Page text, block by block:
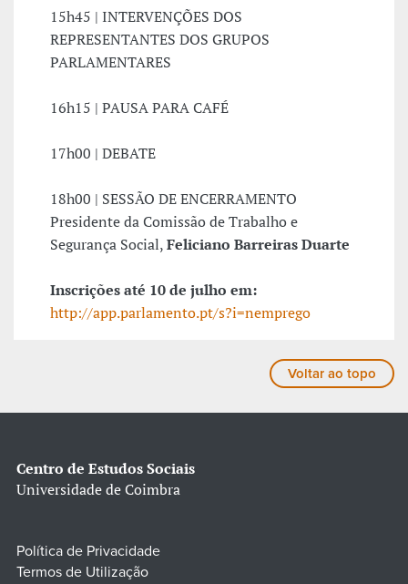
15h45 | INTERVENÇÕES DOS
REPRESENTANTES DOS GRUPOS
PARLAMENTARES
16h15 | PAUSA PARA CAFÉ
17h00 | DEBATE
18h00 | SESSÃO DE ENCERRAMENTO
Presidente da Comissão de Trabalho e
Segurança Social,Feliciano Barreiras Duarte
Inscrições até 10 de julho em:
http://app.parlamento.pt/s?i=nemprego
Voltar ao topo
Centro de Estudos Sociais
Universidade de Coimbra
Política de Privacidade
Termos de Utilização